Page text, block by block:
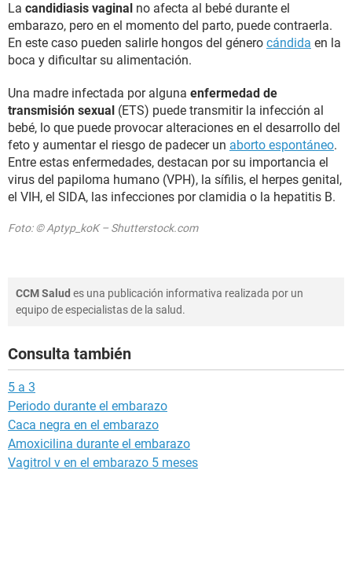
La candidiasis vaginal no afecta al bebé durante el
embarazo, pero en el momento del parto, puede contraerla.
En este caso pueden salirle hongos del género cándida en la
boca y dificultar su alimentación.
Una madre infectada por alguna enfermedad de
transmisión sexual (ETS) puede transmitir la infección al
bebé, lo que puede provocar alteraciones en el desarrollo del
feto y aumentar el riesgo de padecer un aborto espontáneo.
Entre estas enfermedades, destacan por su importancia el
virus del papiloma humano (VPH), la sífilis, el herpes genital,
el VIH, el SIDA, las infecciones por clamidia o la hepatitis B.
Foto: © Aptyp_koK – Shutterstock.com
CCM Salud es una publicación informativa realizada por un
equipo de especialistas de la salud.
Consulta también
5 a 3
Periodo durante el embarazo
Caca negra en el embarazo
Amoxicilina durante el embarazo
Vagitrol v en el embarazo 5 meses